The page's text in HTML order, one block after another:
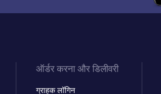
ऑर्डर करना और डिलीवरी
ग्राहक लॉगिन